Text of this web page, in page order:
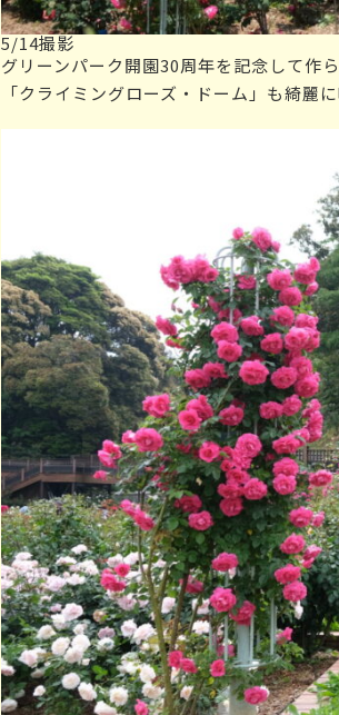
5/14撮影
グリーンパーク開園30周年を記念して作
「クライミングローズ・ドーム」も綺麗